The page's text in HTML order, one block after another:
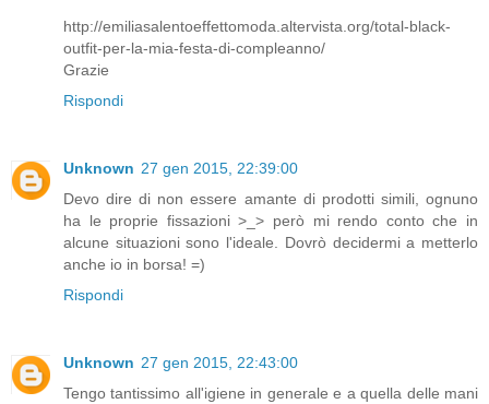
http://emiliasalentoeffettomoda.altervista.org/total-black-
outfit-per-la-mia-festa-di-compleanno/
Grazie
Rispondi
Unknown 27 gen 2015, 22:39:00
Devo dire di non essere amante di prodotti simili, ognuno
ha le proprie fissazioni >_> però mi rendo conto che in
alcune situazioni sono l'ideale. Dovrò decidermi a metterlo
anche io in borsa! =)
Rispondi
Unknown 27 gen 2015, 22:43:00
Tengo tantissimo all'igiene in generale e a quella delle mani